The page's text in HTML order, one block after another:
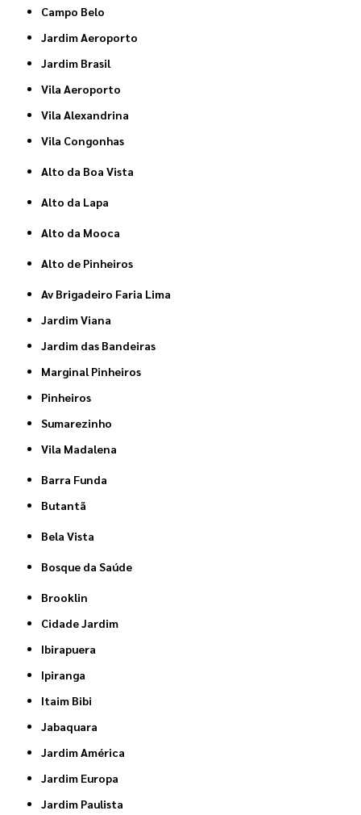
Campo Belo
Jardim Aeroporto
Jardim Brasil
Vila Aeroporto
Vila Alexandrina
Vila Congonhas
Alto da Boa Vista
Alto da Lapa
Alto da Mooca
Alto de Pinheiros
Av Brigadeiro Faria Lima
Jardim Viana
Jardim das Bandeiras
Marginal Pinheiros
Pinheiros
Sumarezinho
Vila Madalena
Barra Funda
Butantã
Bela Vista
Bosque da Saúde
Brooklin
Cidade Jardim
Ibirapuera
Ipiranga
Itaim Bibi
Jabaquara
Jardim América
Jardim Europa
Jardim Paulista